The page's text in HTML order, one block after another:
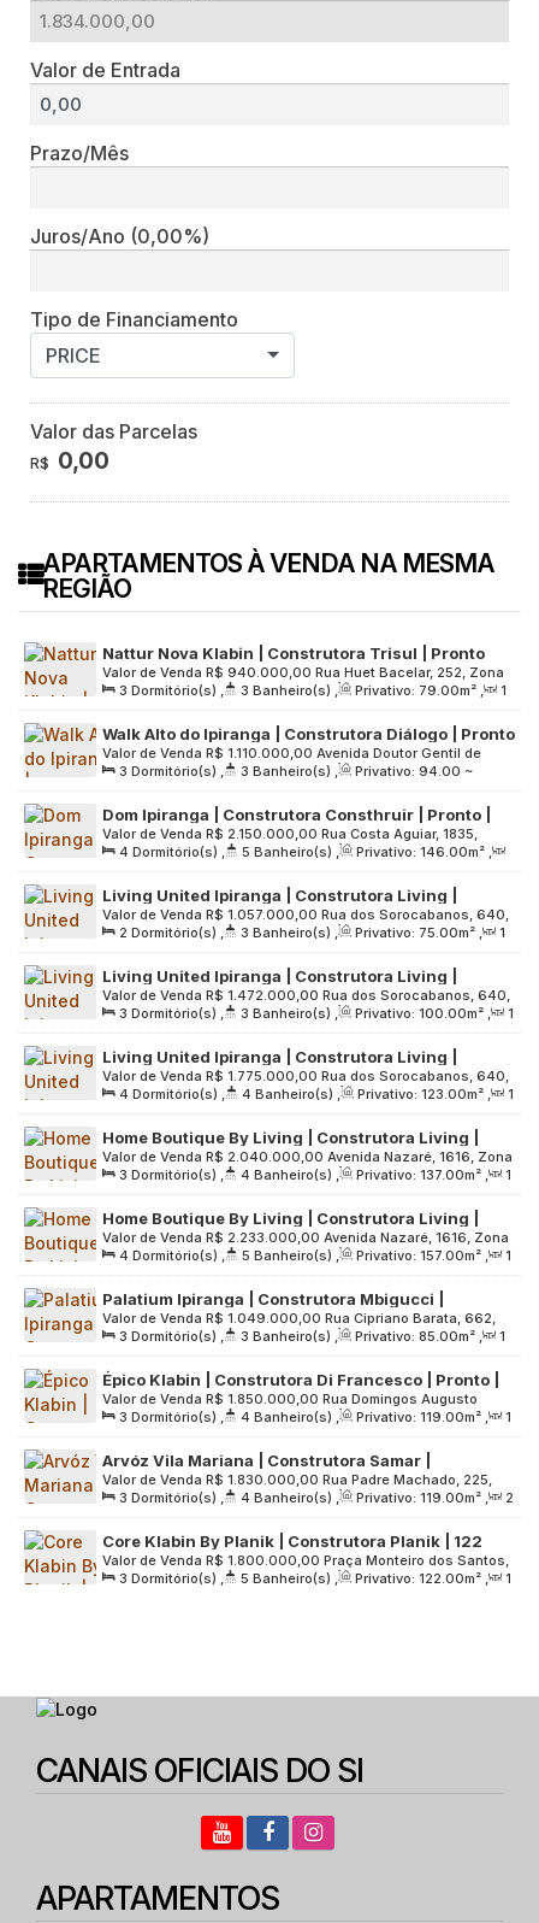
Valor de Entrada
Prazo/Mês
Juros/Ano (0,00%)
Tipo de Financiamento
PRICE
Valor das Parcelas
R$ 0,00
APARTAMENTOS À VENDA NA MESMA
REGIÃO
Nattur Nova Klabin | Construtora Trisul | Pronto
para morar | 79 metros | 03 dormitórios | suíte |
varanda gourmet | 01 vaga
R$ 940.000,00
Valor de Venda
Rua Huet Bacelar, 252, Zona
Sul, 04275-000, Ipiranga, São Paulo, São Paulo, Brasil
3 Dormitório(s) , 3 Banheiro(s) , Privativo: 79.00m² ,
1
Sala(s) , 1 Suíte(s) , 1 Vaga(s) , Útil: 79.00m² ,
Terreno:
3835.00m²
Walk Alto do Ipiranga | Construtora Diálogo | Pronto
| 95 metros | 03 dormitórios | suíte | 01 vaga
R$ 1.110.000,00
Valor de Venda
Avenida Doutor Gentil de
Moura, 186, Zona Sul, 04278-000, Ipiranga, São Paulo, São
Paulo, Brasil
3 Dormitório(s) , 3 Banheiro(s) , Privativo: 94.00 ~
95.00m² , 1 Sala(s) , 1 Suíte(s) , 1 Vaga(s) ,
Útil:
95.00 m² , Terreno: 2313.00m²
Dom Ipiranga | Construtora Consthruir | Pronto |
146 metros | 04 suítes | 03 vagas
R$ 2.150.000,00
Valor de Venda
Rua Costa Aguiar, 1835,
Zona Sul, 04204-002, Ipiranga, São Paulo, São Paulo, Brasil
4 Dormitório(s) , 5 Banheiro(s) , Privativo: 146.00m² ,
2 Sala(s) , 4 Suíte(s) , 3 Vaga(s) , Útil: 146.00m² ,
Terreno: 3000.00m²
Living United Ipiranga | Construtora Living |
Construção | 75 metros | 02 suítes | varanda
gourmet | lavabo | 01 vaga
R$ 1.057.000,00
Valor de Venda
Rua dos Sorocabanos, 640,
Zona Sul, 04202-000, Ipiranga, São Paulo, São Paulo, Brasil
2 Dormitório(s) , 3 Banheiro(s) , Privativo: 75.00m² ,
1
Sala(s) , 2 Suíte(s) , 1 Vaga(s) , Útil: 75.00m² ,
Terreno:
9175.00 m²
Living United Ipiranga | Construtora Living |
Construção | 100 metros | 03 dormitórios | suíte |
varanda gourmet | lavabo | 02 vagas
R$ 1.472.000,00
Valor de Venda
Rua dos Sorocabanos, 640,
Zona Sul, 04202-000, Ipiranga, São Paulo, São Paulo, Brasil
3 Dormitório(s) , 3 Banheiro(s) , Privativo: 100.00m² ,
1
Sala(s) , 1 Suíte(s) , 2 Vaga(s) , Útil: 100.00m² ,
Terreno: 9175.00m²
Living United Ipiranga | Construtora Living |
Construção | 123 metros | 04 dormitórios | 02
suítes | varanda gourmet | lavabo | 02 vagas
R$ 1.775.000,00
Valor de Venda
Rua dos Sorocabanos, 640,
Zona Sul, 04202-000, Ipiranga, São Paulo, São Paulo, Brasil
4 Dormitório(s) , 4 Banheiro(s) , Privativo: 123.00m² ,
1
Sala(s) , 2 Suíte(s) , 2 Vaga(s) , Útil: 123.00m² ,
Terreno: 9175.00m²
Home Boutique By Living | Construtora Living |
Construção | 137 metros | 03 suítes | varanda
gourmet | 02 vagas
R$ 2.040.000,00
Valor de Venda
Avenida Nazaré, 1616, Zona
Sul, 04262-300, Ipiranga, São Paulo, São Paulo, Brasil
3 Dormitório(s) , 4 Banheiro(s) , Privativo: 137.00m² ,
1
Sala(s) , 3 Suíte(s) , 2 Vaga(s) , Útil: 137.00m² ,
Terreno: 2495.00m²
Home Boutique By Living | Construtora Living |
Construção | 157 metros | 04 dormitórios | 02
suítes | varanda gourmet | 02 vagas
R$ 2.233.000,00
Valor de Venda
Avenida Nazaré, 1616, Zona
Sul, 04262-300, Ipiranga, São Paulo, São Paulo, Brasil
4 Dormitório(s) , 5 Banheiro(s) , Privativo: 157.00m² ,
1
Sala(s) , 2 Suíte(s) , 2 Vaga(s) , Útil: 157.00m² ,
Terreno: 2495.00m²
Palatium Ipiranga | Construtora Mbigucci |
Construção | 85 metros | 03 dormitórios | suíte |
varanda goumet | 01 vaga
R$ 1.049.000,00
Valor de Venda
Rua Cipriano Barata, 662,
Zona Sul, 04205-001, Ipiranga, São Paulo, São Paulo, Brasil
3 Dormitório(s) , 3 Banheiro(s) , Privativo: 85.00m² ,
1
Sala(s) , 1 Suíte(s) , 1 Vaga(s) , Útil: 85.00m² ,
Terreno:
3083.00m²
Épico Klabin | Construtora Di Francesco | Pronto |
119 metros | 03 suítes | lavabo | varanda gourmet |
02 vagas
R$ 1.850.000,00
Valor de Venda
Rua Domingos Augusto
Setti, 247, Zona Sul, 04116-070, Jardim Vila Mariana, São
Paulo, São Paulo, Brasil
3 Dormitório(s) , 4 Banheiro(s) , Privativo: 119.00m² ,
1
Sala(s) , 3 Suíte(s) , 2 Vaga(s) , Útil: 119.00m² ,
Terreno: 2750.00m²
Arvóz Vila Mariana | Construtora Samar |
Lançamento | 119 metros | 03 suítes | varanda
gourmet | 02 vagas
R$ 1.830.000,00
Valor de Venda
Rua Padre Machado, 225,
Zona Sul, 04127-001, Vila Mariana, São Paulo, São Paulo,
Brasil
3 Dormitório(s) , 4 Banheiro(s) , Privativo: 119.00m² ,
2
Sala(s) , 3 Suíte(s) , 2 Vaga(s) , Útil: 119.00m² ,
Terreno: 1500 .00m²
Core Klabin By Planik | Construtora Planik | 122
metros | 03 suítes | 02 vagas
R$ 1.800.000,00
Valor de Venda
Praça Monteiro dos Santos,
65, Zona Sul, 04117-095, Vila Mariana, São Paulo, São Paulo,
3 Dormitório(s) , 5 Banheiro(s) , Privativo: 122.00m² ,
1
CANAIS OFICIAIS DO SI
APARTAMENTOS